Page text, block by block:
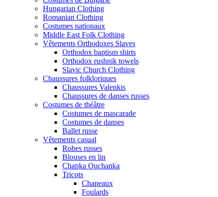
Hungarian Clothing
Romanian Clothing
Costumes nationaux
Middle East Folk Clothing
Vêtements Orthodoxes Slaves
Orthodox baptism shirts
Orthodox rushnik towels
Slavic Church Clothing
Chaussures folkloriques
Chaussures Valenkis
Chaussures de danses russes
Costumes de théâtre
Costumes de mascarade
Costumes de danses
Ballet russe
Vêtements casual
Robes russes
Blouses en lin
Chapka Ouchanka
Tricots
Chapeaux
Foulards